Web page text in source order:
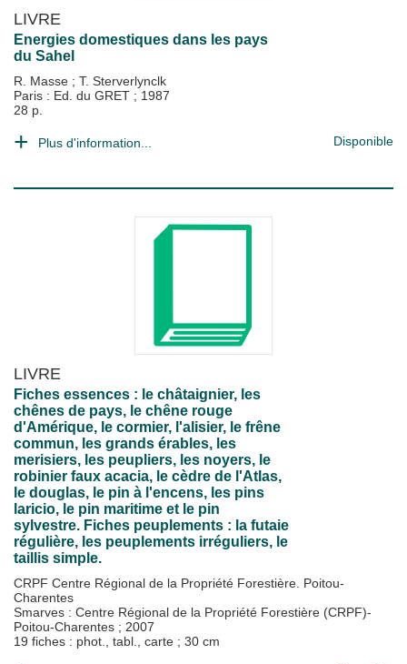
LIVRE
Energies domestiques dans les pays
du Sahel
R. Masse ; T. Sterverlynclk
Paris : Ed. du GRET ; 1987
28 p.
Plus d'information... Disponible
LIVRE
Fiches essences : le châtaignier, les
chênes de pays, le chêne rouge
d'Amérique, le cormier, l'alisier, le frêne
commun, les grands érables, les
merisiers, les peupliers, les noyers, le
robinier faux acacia, le cèdre de l'Atlas,
le douglas, le pin à l'encens, les pins
laricio, le pin maritime et le pin
sylvestre. Fiches peuplements : la futaie
régulière, les peuplements irréguliers, le
taillis simple.
CRPF Centre Régional de la Propriété Forestière. Poitou-
Charentes
Smarves : Centre Régional de la Propriété Forestière (CRPF)-
Poitou-Charentes ; 2007
19 fiches : phot., tabl., carte ; 30 cm